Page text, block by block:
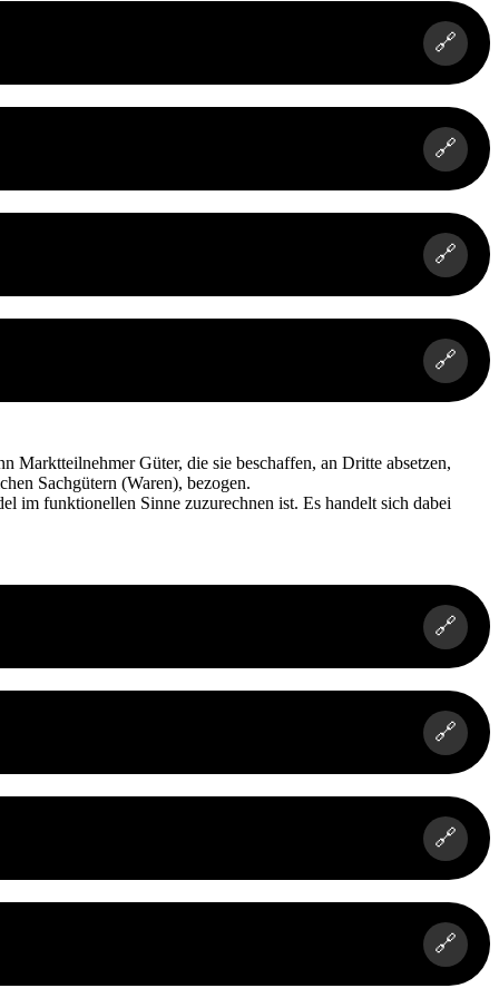
🔗
🔗
🔗
🔗
Güter, die sie beschaffen, an Dritte absetzen,
Sachgütern (Waren), bezogen.
im funktionellen Sinne zuzurechnen ist. Es handelt sich dabei
🔗
🔗
🔗
🔗